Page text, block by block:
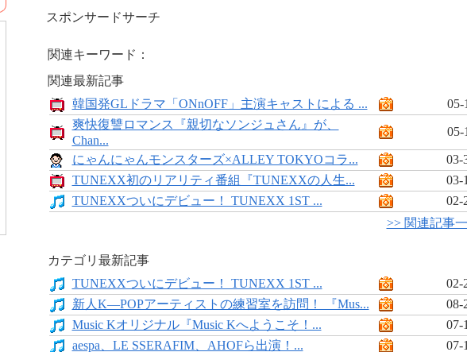
スポンサードサーチ
関連キーワード：
関連最新記事
韓国発GLドラマ「ONnOFF」主演キャストによる ...
05-
爽快復讐ロマンス『親切なソンジュさん』が、
Chan...
05-
にゃんにゃんモンスターズ×ALLEY TOKYOコラ...
03-
TUNEXX初のリアリティ番組『TUNEXXの人生...
03-
TUNEXXついにデビュー！ TUNEXX 1ST ...
02-
>> 関連記事
カテゴリ最新記事
TUNEXXついにデビュー！ TUNEXX 1ST ...
02-
新人K―POPアーティストの練習室を訪問！ 『Mus...
08-
Music Kオリジナル『Music Kへようこそ！...
07-
aespa、LE SSERAFIM、AHOFら出演！...
07-